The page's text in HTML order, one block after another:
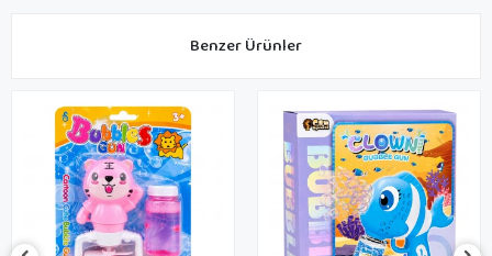
Benzer Ürünler